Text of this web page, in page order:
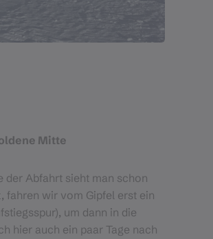
Mitte
der Abfahrt sieht man schon
fahren wir vom Gipfel erst ein
um dann in die
hier auch ein paar Tage nach